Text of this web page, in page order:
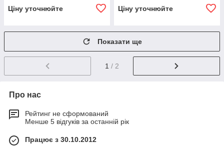
Ціну уточнюйте Ціну уточнюйте
Показати ще
1 / 2
Про нас
Рейтинг не сформований
Менше 5 відгуків за останній рік
Працює з 30.10.2012